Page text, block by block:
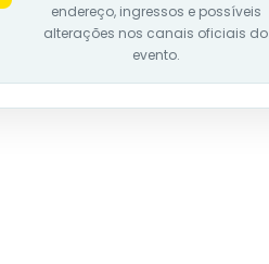
endereço, ingressos e possíveis
alterações nos canais oficiais do
evento.